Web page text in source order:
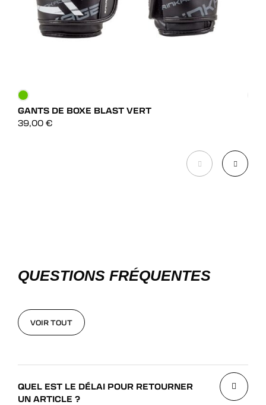
GANTS DE BOXE BLAST VERT
39,00 €
QUESTIONS FRÉQUENTES
VOIR TOUT
QUEL EST LE DÉLAI POUR RETOURNER
UN ARTICLE ?